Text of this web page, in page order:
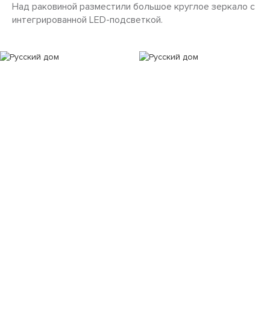
Над раковиной разместили большое круглое зеркало с
интегрированной LED-подсветкой.